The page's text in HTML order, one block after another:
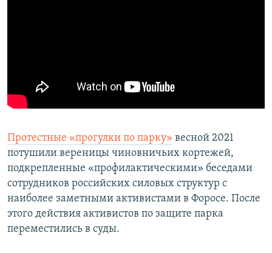
Протестные «прогулки по парку» весной 2021
потушили вереницы чиновничьих кортежей,
подкрепленные «профилактическими» беседами
сотрудников российских силовых структур с
наиболее заметными активистами в Форосе. После
этого действия активистов по защите парка
переместились в суды.